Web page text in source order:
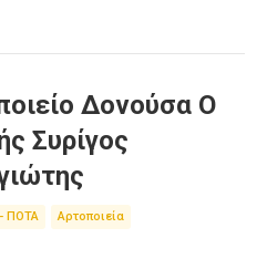
Δονούσα Ο
Συρίγος
ΠΟΤΑ Αρτοποιεία